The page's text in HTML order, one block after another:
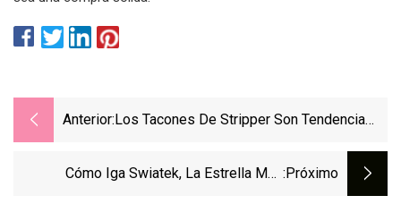
Anterior: Los Tacones De Stripper Son Tendencia
Lopez Y Megan Fox
Cómo Iga Swiatek, La Estrella Más :próximo